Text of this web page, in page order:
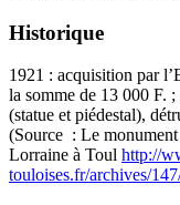
Historique
1921 : acquisition par
la somme de 13 000 F.
(statue et piédestal),
(Source : Le
Lorraine à Toul http://
touloises.fr/archives/